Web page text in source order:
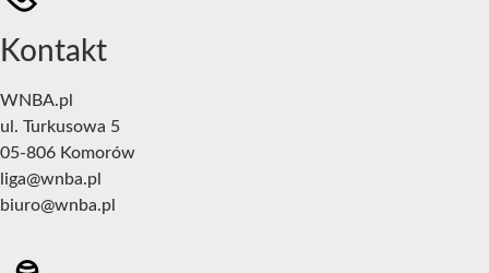
Kontakt
WNBA.pl
ul. Turkusowa 5
05-806 Komorów
liga@wnba.pl
biuro@wnba.pl